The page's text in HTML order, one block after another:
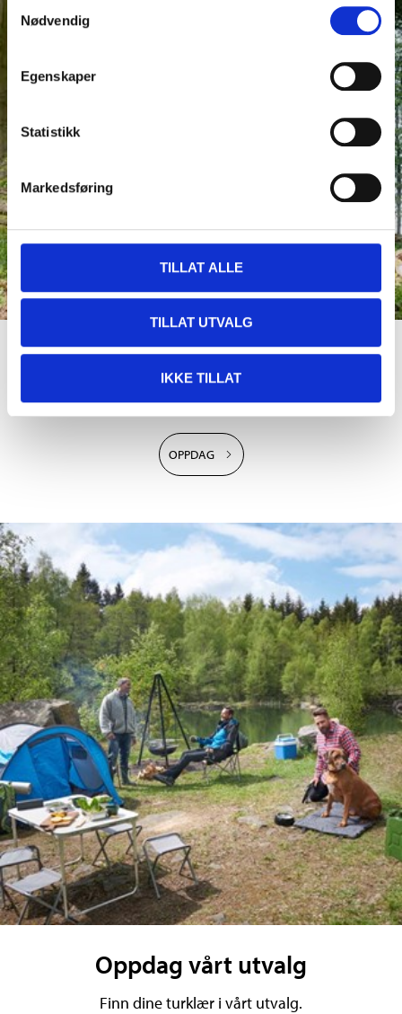
Nødvendig
Egenskaper
Statistikk
Markedsføring
TILLAT ALLE
TILLAT UTVALG
IKKE TILLAT
Utflukt i skogen
OPPDAG
Oppdag vårt utvalg
Finn dine turklær i vårt utvalg.